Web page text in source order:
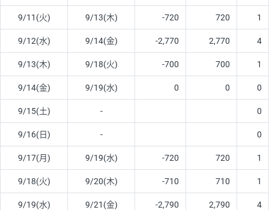
9/11(火) 9/13(木) -720 720 1
9/12(水) 9/14(金) -2,770 2,770 4
9/13(木) 9/18(火) -700 700 1
9/14(金) 9/19(水) 0 0 0
9/15(土) - 0
9/16(日) - 0
9/17(月) 9/19(水) -720 720 1
9/18(火) 9/20(木) -710 710 1
9/19(水) 9/21(金) -2,790 2,790 4